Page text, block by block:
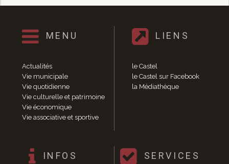
Délibérations 2014
Délibérations 2013
Délibérations 2011
Délibérations 2010
Délibérations 2009
Délibérations 2008
Agenda réunions publiques
Marchés publics
Vie quotidienne
MENU
Actualités
Vie municipale
Vie quotidienne
Vie culturelle et patrimoine
Vie économique
Vie associative et sportive
LIENS
le Castel
le Castel sur Facebook
la Médiathèque
INFOS SERVICES